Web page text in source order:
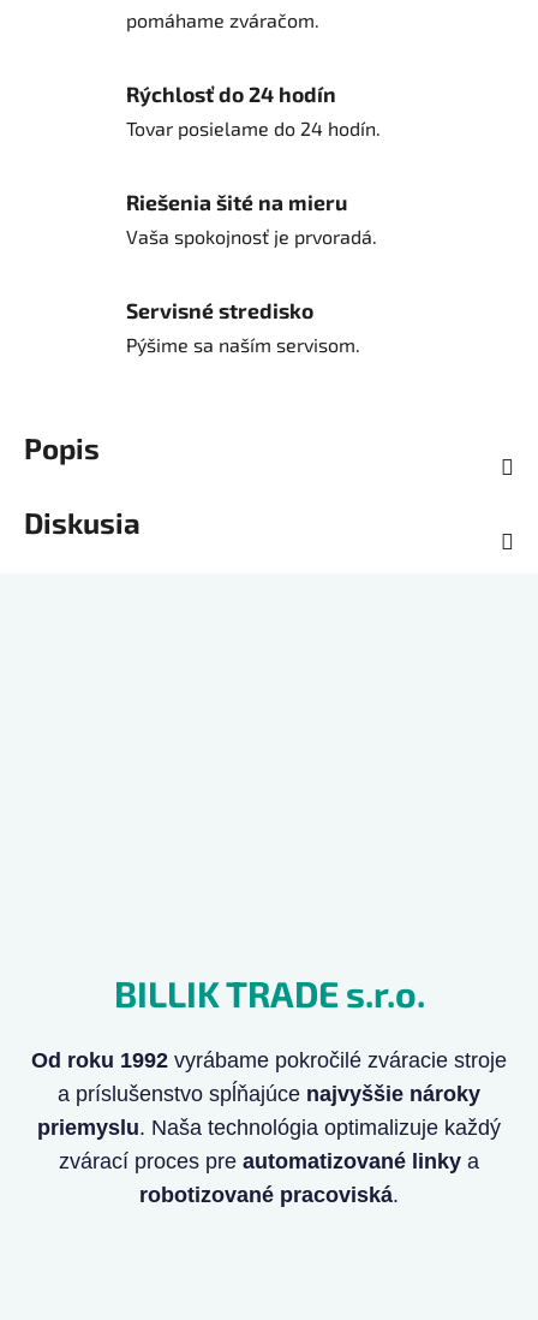
pomáhame zváračom.
Rýchlosť do 24 hodín
Tovar posielame do 24 hodín.
Riešenia šité na mieru
Vaša spokojnosť je prvoradá.
Servisné stredisko
Pýšime sa naším servisom.
Popis
Diskusia
BILLIK TRADE s.r.o.
Od roku 1992 vyrábame pokročilé zváracie stroje
a príslušenstvo spĺňajúce najvyššie nároky
priemyslu. Naša technológia optimalizuje každý
zvárací proces pre automatizované linky a
robotizované pracoviská.